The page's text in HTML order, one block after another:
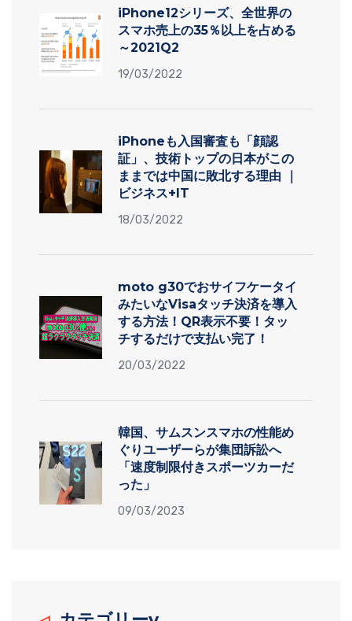
iPhone12シリーズ、全世界の
スマホ売上の35％以上を占める
～2021Q2
19/03/2022
iPhoneも入国審査も「顔認
証」、技術トップの日本がこの
ままでは中国に敗北する理由 ｜
ビジネス+IT
18/03/2022
moto g30でおサイフケータイ
みたいなVisaタッチ決済を導入
する方法！QR表示不要！タッ
チするだけで支払い完了！
20/03/2022
韓国、サムスンスマホの性能め
ぐりユーザーらが集団訴訟へ
「速度制限付きスポーツカーだ
った」
09/03/2023